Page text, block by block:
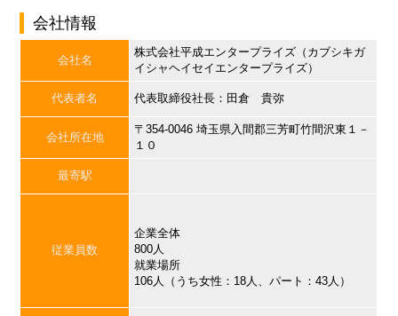
会社情報
会社名
株式会社平成エンタープライズ（カブシキガ
イシャヘイセイエンタープライズ）
代表者名 代表取締役社長：田倉 貴弥
会社所在地
〒354-0046 埼玉県入間郡三芳町竹間沢東１－
１０
最寄駅
従業員数
企業全体
800人
就業場所
106人（うち女性：18人、パート：43人）